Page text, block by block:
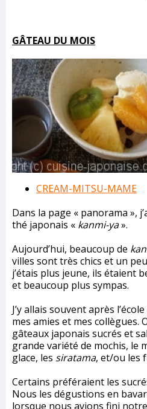
GÂTEAU DU MOIS
CREAM-MITSU-MAME
Dans la page « panorama »,
thé japonais « kanmi-ya».
Aujourd’hui, beaucoup de
villes sont très chics et un
j’étais plus jeune, ils étaient
et beaucoup plus sympas.
J’y allais souvent après
mes amies et mes collègues.
gâteaux japonais sucrés et
grande variété de mochis, le
glace, les siratama, et/ou les
Certains préféraient les
Nous les dégustions en
lorsque nous avions fini